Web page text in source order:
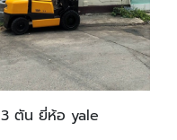
ตัน ยี่ห้อ yale